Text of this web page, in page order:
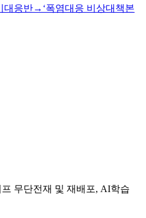
대응반→‘폭염대응 비상대책본
무단전재 및 재배포, AI학습